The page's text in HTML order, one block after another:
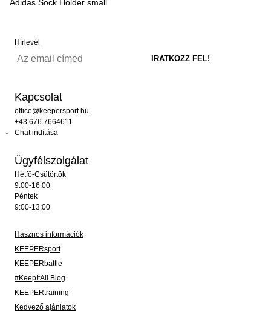
Adidas Sock Holder small
Hírlevél
Kapcsolat
office@keepersport.hu
+43 676 7664611
Chat indítása
Ügyfélszolgálat
Hétfő-Csütörtök
9:00-16:00
Péntek
9:00-13:00
Hasznos információk
KEEPERsport
KEEPERbattle
#KeepItAll Blog
KEEPERtraining
Kedvező ajánlatok